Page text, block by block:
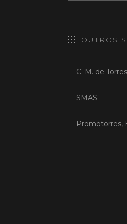
OUTROS
C. M. de
SMAS
Promotorres,